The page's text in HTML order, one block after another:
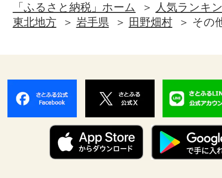
「ふるさと納税」ホーム
人気ランキ
東北地方
岩手県 田野畑村 その